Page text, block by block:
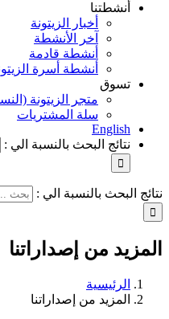
أنشطتنا
أخبار الزيتونة
آخر الأنشطة
أنشطة قادمة
أنشطة أسرة
تسوق
متجر الزيتونة
سلة المشتريات
English
نتائج البحث بالنسبة الي :
نتائج البحث بالنسبة الي :
المزيد من إصداراتنا
الرئيسية
المزيد من إصداراتنا